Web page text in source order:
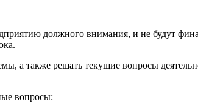
должного внимания, и не будут
а также решать текущие вопросы
вопросы: